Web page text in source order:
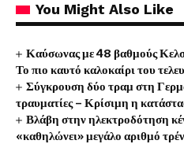
You Might Also Like
Καύσωνας με 48 βαθμούς
Το πιο καυτό καλοκαίρι του
Σύγκρουση δύο τραμ στη
τραυματίες – Κρίσιμη η
Βλάβη στην ηλεκτροδότηση
«καθηλώνει» μεγάλο αριθμό